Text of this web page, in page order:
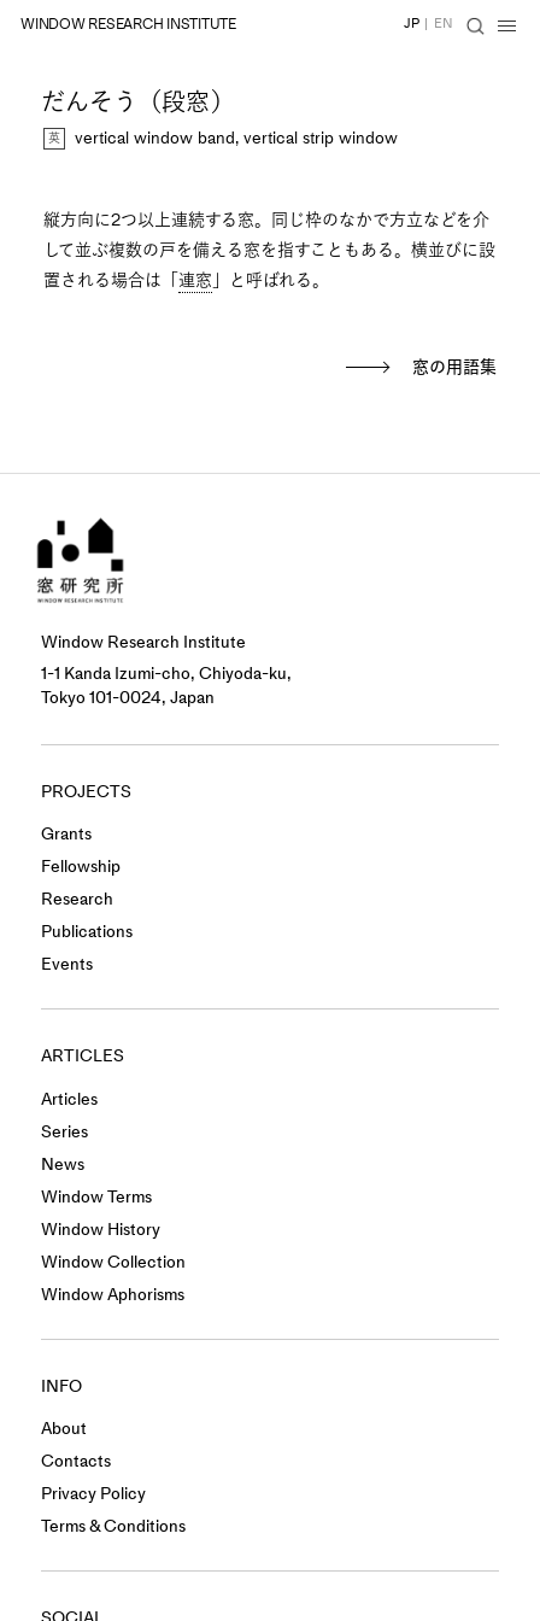
WINDOW RESEARCH INSTITUTE JP | EN
だんそう（段窓）
vertical window band, vertical strip window
縦方向に2つ以上連続する窓。同じ枠のなかで方立などを介
して並ぶ複数の戸を備える窓を指すこともある。横並びに設
置される場合は「 連窓 」と呼ばれる。
窓の用語集
Window Research Institute
1-1 Kanda Izumi-cho, Chiyoda-ku,
Tokyo 101-0024, Japan
PROJECTS
Grants
Fellowship
Research
Publications
Events
ARTICLES
Articles
Series
News
Window Terms
Window History
Window Collection
Window Aphorisms
INFO
About
Contacts
Privacy Policy
Terms & Conditions